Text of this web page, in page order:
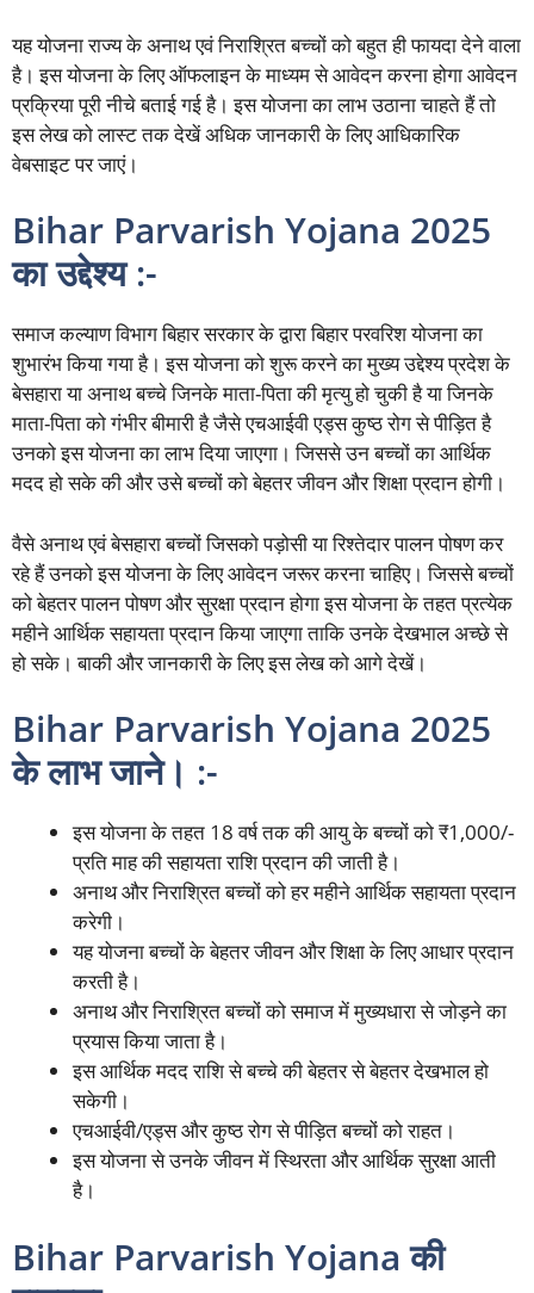
यह योजना राज्य के अनाथ एवं निराश्रित बच्चों को बहुत ही फायदा देने वाला
है। इस योजना के लिए ऑफलाइन के माध्यम से आवेदन करना होगा आवेदन
प्रक्रिया पूरी नीचे बताई गई है। इस योजना का लाभ उठाना चाहते हैं तो
इस लेख को लास्ट तक देखें अधिक जानकारी के लिए आधिकारिक
वेबसाइट पर जाएं।
Bihar Parvarish Yojana 2025
का उद्देश्य :-
समाज कल्याण विभाग बिहार सरकार के द्वारा बिहार परवरिश योजना का
शुभारंभ किया गया है। इस योजना को शुरू करने का मुख्य उद्देश्य प्रदेश के
बेसहारा या अनाथ बच्चे जिनके माता-पिता की मृत्यु हो चुकी है या जिनके
माता-पिता को गंभीर बीमारी है जैसे एचआईवी एड्स कुष्ठ रोग से पीड़ित है
उनको इस योजना का लाभ दिया जाएगा। जिससे उन बच्चों का आर्थिक
मदद हो सके की और उसे बच्चों को बेहतर जीवन और शिक्षा प्रदान होगी।
वैसे अनाथ एवं बेसहारा बच्चों जिसको पड़ोसी या रिश्तेदार पालन पोषण कर
रहे हैं उनको इस योजना के लिए आवेदन जरूर करना चाहिए। जिससे बच्चों
को बेहतर पालन पोषण और सुरक्षा प्रदान होगा इस योजना के तहत प्रत्येक
महीने आर्थिक सहायता प्रदान किया जाएगा ताकि उनके देखभाल अच्छे से
हो सके। बाकी और जानकारी के लिए इस लेख को आगे देखें।
Bihar Parvarish Yojana 2025
के लाभ जाने। :-
इस योजना के तहत 18 वर्ष तक की आयु के बच्चों को ₹1,000/-
प्रति माह की सहायता राशि प्रदान की जाती है।
अनाथ और निराश्रित बच्चों को हर महीने आर्थिक सहायता प्रदान
करेगी।
यह योजना बच्चों के बेहतर जीवन और शिक्षा के लिए आधार प्रदान
करती है।
अनाथ और निराश्रित बच्चों को समाज में मुख्यधारा से जोड़ने का
प्रयास किया जाता है।
इस आर्थिक मदद राशि से बच्चे की बेहतर से बेहतर देखभाल हो
सकेगी।
एचआईवी/एड्स और कुष्ठ रोग से पीड़ित बच्चों को राहत।
इस योजना से उनके जीवन में स्थिरता और आर्थिक सुरक्षा आती
है।
Bihar Parvarish Yojana की